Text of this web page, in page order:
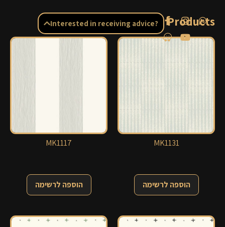
Related Products
MK1117
הוספה לרשימה
MK1131
הוספה לרשימה
Interested in receiving advice?